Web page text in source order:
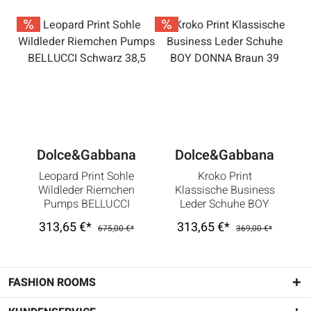
Dolce&Gabbana
Leopard Print Sohle
Wildleder Riemchen
Pumps BELLUCCI
Schwarz 38,5
313,65 €* 675,00 €*
Dolce&Gabbana
Kroko Print
Klassische Business
Leder Schuhe BOY
DONNA Braun 39
313,65 €* 369,00 €*
FASHION ROOMS